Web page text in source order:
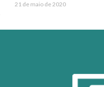
21 de maio de 2020